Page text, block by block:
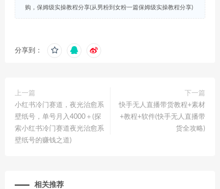
购，保姆级实操教程分享(从男粉到女粉一篇保姆级实操教程分享)
分享到：
上一篇
小红书冷门赛道，夜光治愈系
壁纸号，单号月入4000＋(探
索小红书冷门赛道夜光治愈系
壁纸号的赚钱之道)
下一篇
快手无人直播带货教程+素材
+教程+软件(快手无人直播带
货全攻略)
相关推荐